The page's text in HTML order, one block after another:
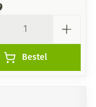
Bestel